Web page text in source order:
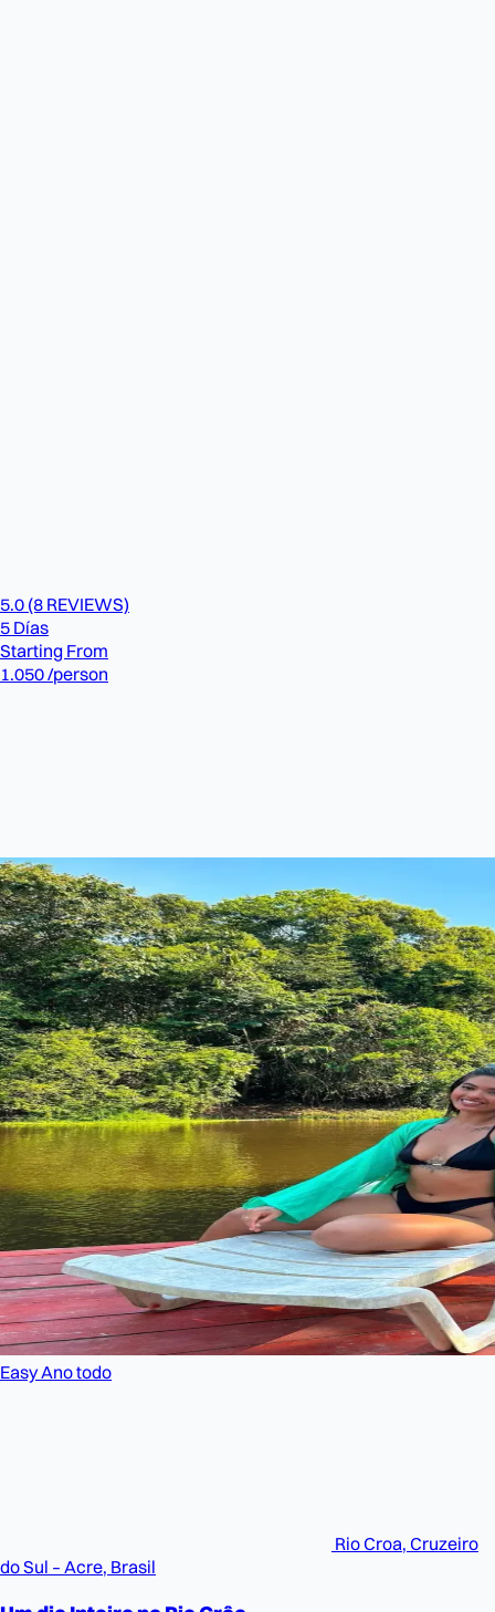
5.0 (8 REVIEWS)
5 Días
Starting From
1.050/person
EasyAno todo
Rio Croa, Cruzeiro
do Sul – Acre, Brasil